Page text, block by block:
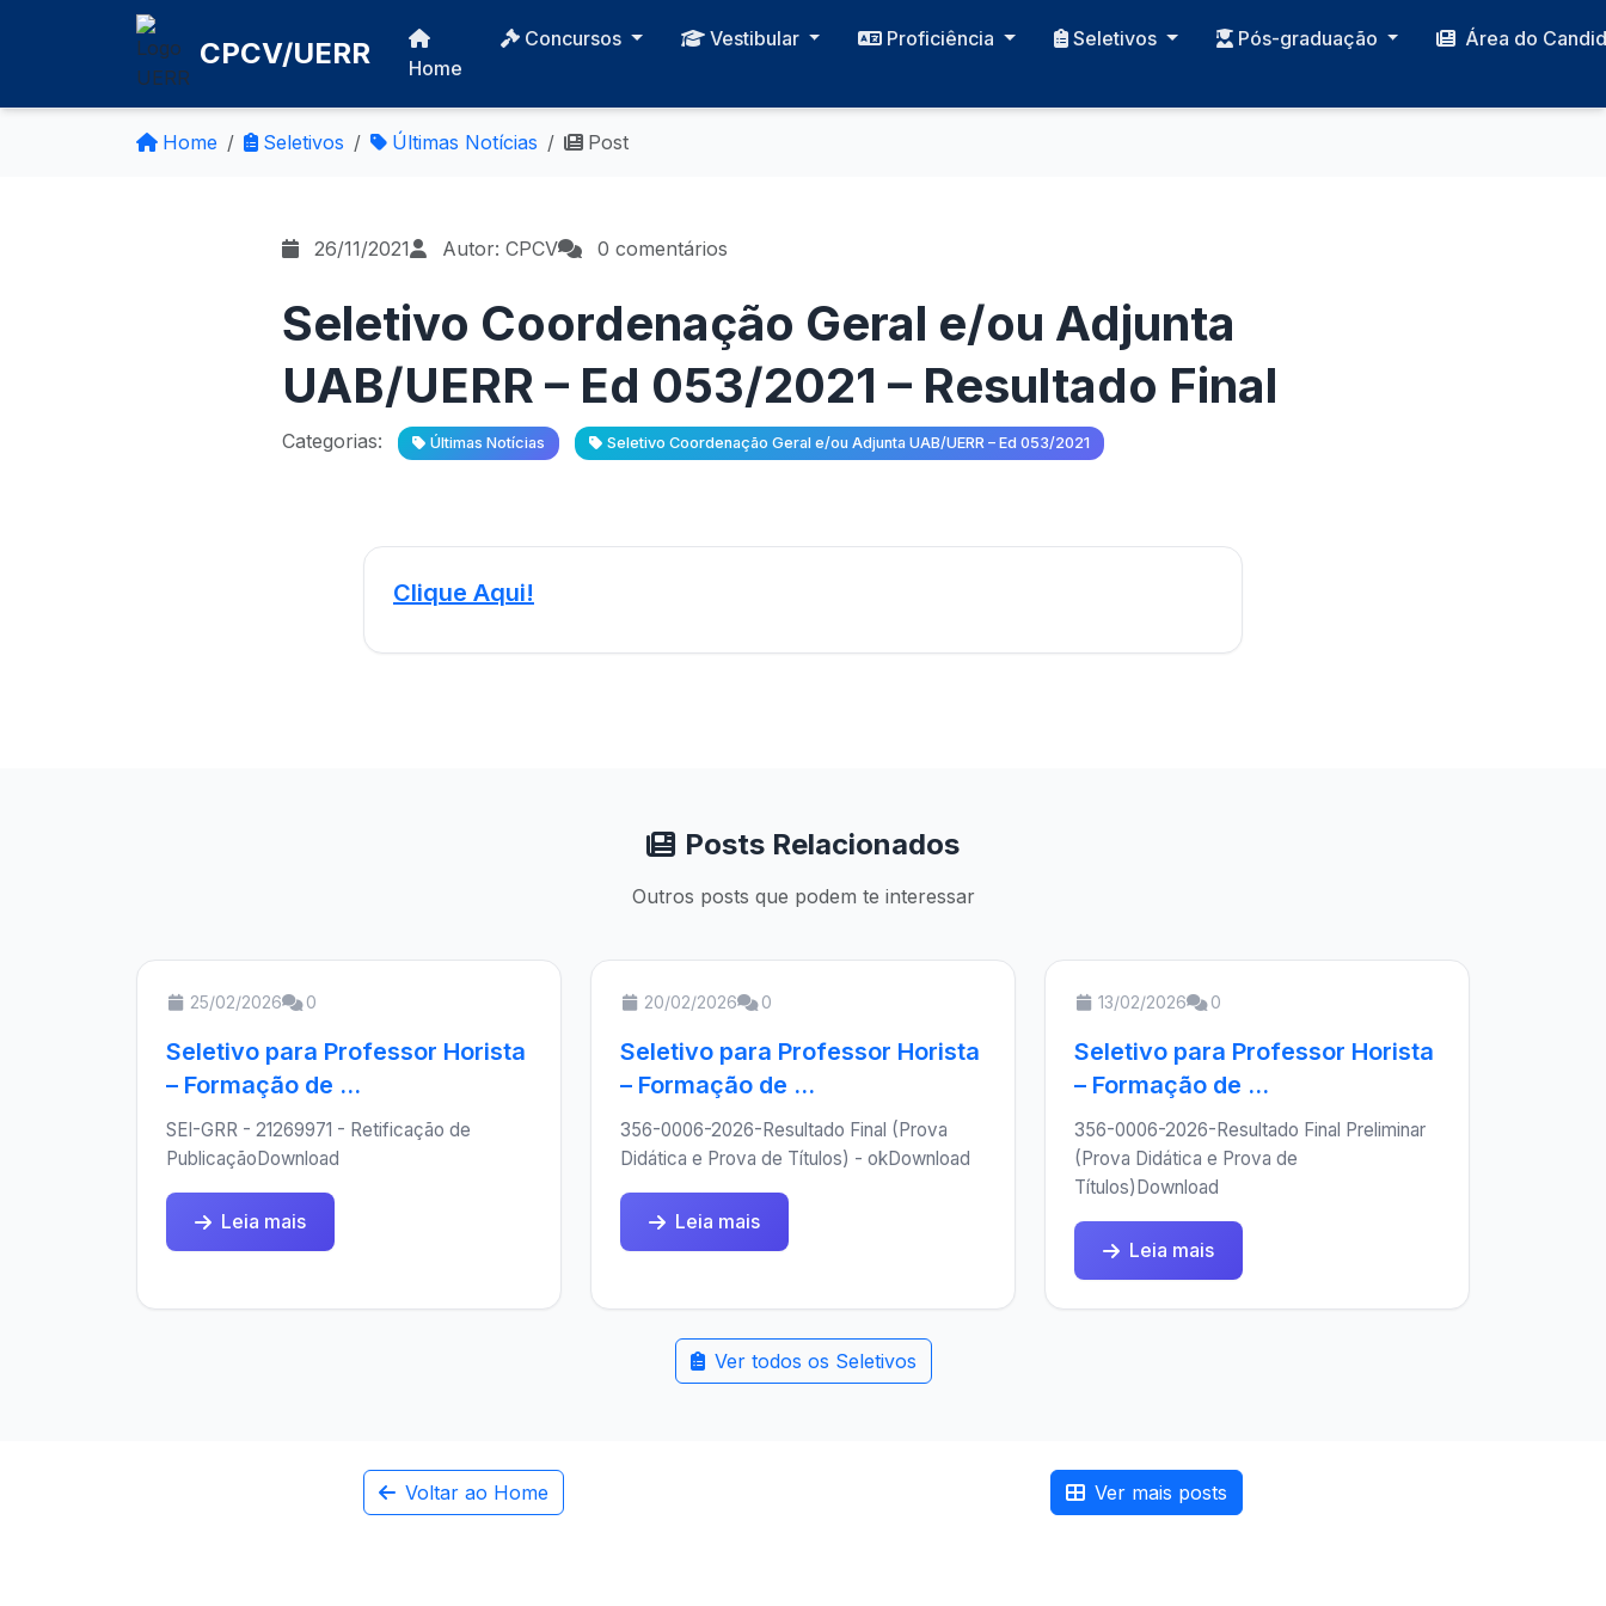
CPCV/UERR Home
Concursos Vestibular Proficiência Seletivos Pós-graduação Área do
Home Seletivos Últimas Notícias Post
26/11/2021 Autor: CPCV 0 comentários
Seletivo Coordenação Geral e/ou Adjunta
UAB/UERR – Ed 053/2021 – Resultado Final
Categorias: Últimas Notícias Seletivo Coordenação Geral e/ou Adjunta UAB/UERR – Ed 053/2021
Clique Aqui!
Posts Relacionados
Outros posts que podem te interessar
25/02/2026 0
Seletivo para Professor Horista
– Formação de ...
SEI-GRR - 21269971 - Retificação de
PublicaçãoDownload
Leia mais
20/02/2026 0
Seletivo para Professor Horista
– Formação de ...
356-0006-2026-Resultado Final (Prova
Didática e Prova de Títulos) - okDownload
Leia mais
13/02/2026 0
Seletivo para Professor Horista
– Formação de ...
356-0006-2026-Resultado Final Preliminar
(Prova Didática e Prova de
Títulos)Download
Leia mais
Ver todos os Seletivos
Voltar ao Home Ver mais posts